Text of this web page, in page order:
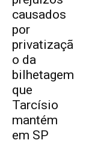
causados
por
privatizaçã
o da
bilhetagem
que
Tarcísio
mantém
em SP